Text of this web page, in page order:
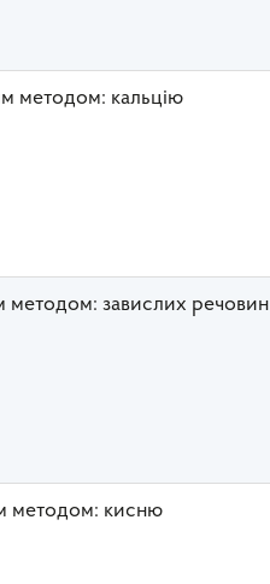
методом: кальцію
методом: завислих речовин
методом: кисню